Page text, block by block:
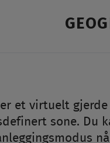
er et virtuelt
sone. Du